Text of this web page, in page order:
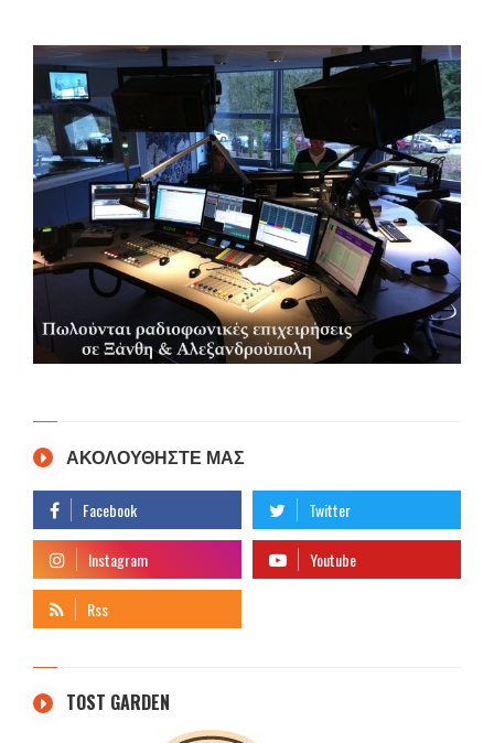
ΑΚΟΛΟΥΘΗΣΤΕ ΜΑΣ
TOST GARDEN